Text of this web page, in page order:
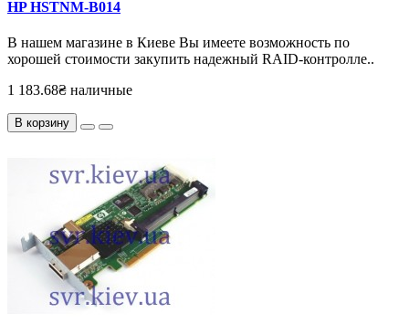
HP HSTNM-B014
В нашем магазине в Киеве Вы имеете возможность по
хорошей стоимости закупить надежный RAID-контролле..
1 183.68₴ наличные
В корзину